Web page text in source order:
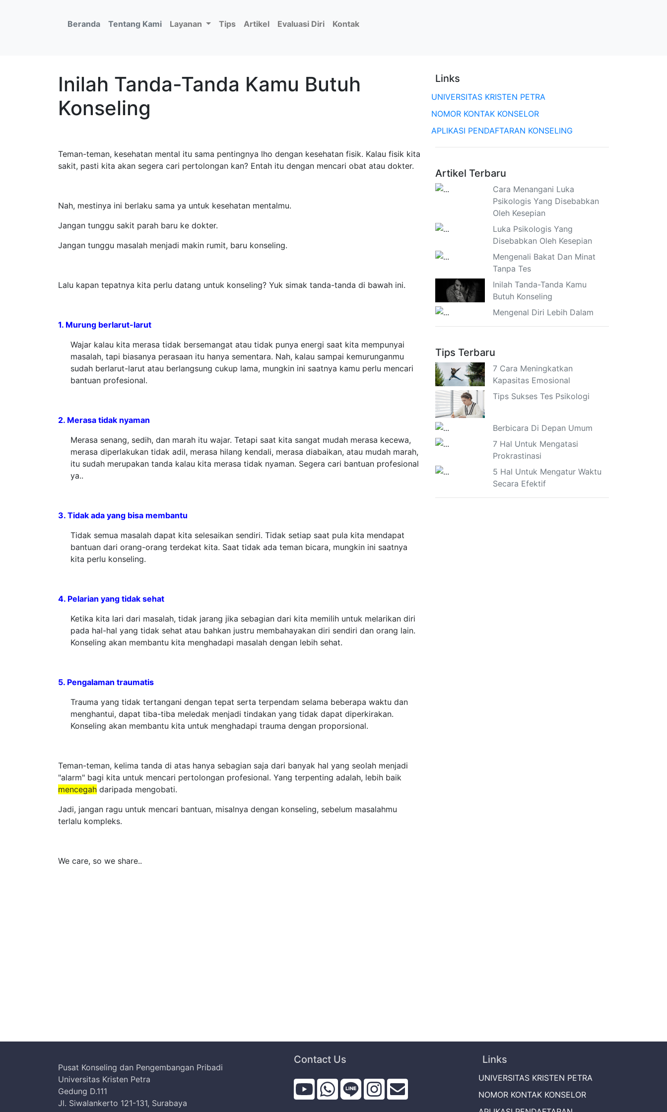
Beranda(current)
Tentang Kami Layanan Tips Artikel Evaluasi Diri Kontak
Inilah Tanda-Tanda Kamu Butuh
Konseling
Teman-teman, kesehatan mental itu sama pentingnya lho dengan kesehatan fisik. Kalau fisik kita
sakit, pasti kita akan segera cari pertolongan kan? Entah itu dengan mencari obat atau dokter.
Nah, mestinya ini berlaku sama ya untuk kesehatan mentalmu.
Jangan tunggu sakit parah baru ke dokter.
Jangan tunggu masalah menjadi makin rumit, baru konseling.
Lalu kapan tepatnya kita perlu datang untuk konseling? Yuk simak tanda-tanda di bawah ini.
1. Murung berlarut-larut
Wajar kalau kita merasa tidak bersemangat atau tidak punya energi saat kita mempunyai
masalah, tapi biasanya perasaan itu hanya sementara. Nah, kalau sampai kemurunganmu
sudah berlarut-larut atau berlangsung cukup lama, mungkin ini saatnya kamu perlu mencari
bantuan profesional.
2. Merasa tidak nyaman
Merasa senang, sedih, dan marah itu wajar. Tetapi saat kita sangat mudah merasa kecewa,
merasa diperlakukan tidak adil, merasa hilang kendali, merasa diabaikan, atau mudah marah,
itu sudah merupakan tanda kalau kita merasa tidak nyaman. Segera cari bantuan profesional
ya..
3. Tidak ada yang bisa membantu
Tidak semua masalah dapat kita selesaikan sendiri. Tidak setiap saat pula kita mendapat
bantuan dari orang-orang terdekat kita. Saat tidak ada teman bicara, mungkin ini saatnya
kita perlu konseling.
4. Pelarian yang tidak sehat
Ketika kita lari dari masalah, tidak jarang jika sebagian dari kita memilih untuk melarikan diri
pada hal-hal yang tidak sehat atau bahkan justru membahayakan diri sendiri dan orang lain.
Konseling akan membantu kita menghadapi masalah dengan lebih sehat.
5. Pengalaman traumatis
Trauma yang tidak tertangani dengan tepat serta terpendam selama beberapa waktu dan
menghantui, dapat tiba-tiba meledak menjadi tindakan yang tidak dapat diperkirakan.
Konseling akan membantu kita untuk menghadapi trauma dengan proporsional.
Teman-teman, kelima tanda di atas hanya sebagian saja dari banyak hal yang seolah menjadi
"alarm" bagi kita untuk mencari pertolongan profesional. Yang terpenting adalah, lebih baik
mencegah daripada mengobati.
Jadi, jangan ragu untuk mencari bantuan, misalnya dengan konseling, sebelum masalahmu
terlalu kompleks.
We care, so we share..
Links
UNIVERSITAS KRISTEN PETRA
NOMOR KONTAK KONSELOR
APLIKASI PENDAFTARAN KONSELING
Artikel Terbaru
Cara Menangani Luka
Psikologis Yang Disebabkan
Oleh Kesepian
Luka Psikologis Yang
Disebabkan Oleh Kesepian
Mengenali Bakat Dan Minat
Tanpa Tes
Inilah Tanda-Tanda Kamu
Butuh Konseling
Mengenal Diri Lebih Dalam
Tips Terbaru
7 Cara Meningkatkan
Kapasitas Emosional
Tips Sukses Tes Psikologi
Berbicara Di Depan Umum
7 Hal Untuk Mengatasi
Prokrastinasi
5 Hal Untuk Mengatur Waktu
Secara Efektif
Pusat Konseling dan Pengembangan Pribadi
Universitas Kristen Petra
Gedung D.111
Jl. Siwalankerto 121-131, Surabaya
Contact Us Links
UNIVERSITAS KRISTEN PETRA
NOMOR KONTAK KONSELOR